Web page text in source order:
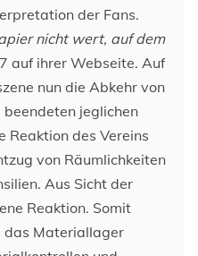
der Fans.
nicht wert, auf dem
auf ihrer Webseite. Auf
nun die Abkehr von
beendeten jeglichen
Reaktion des Vereins
von Räumlichkeiten
Aus Sicht der
Reaktion. Somit
das Materiallager